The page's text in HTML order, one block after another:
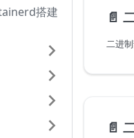
搭建
📄️
二进
📄️